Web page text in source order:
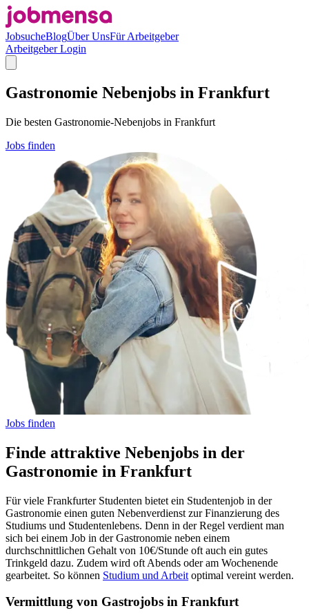
JobsucheBlogÜber UnsFür Arbeitgeber
Arbeitgeber Login
Gastronomie Nebenjobs in Frankfurt
Die besten Gastronomie-Nebenjobs in Frankfurt
Jobs finden
Jobs finden
Finde attraktive Nebenjobs in der
Gastronomie in Frankfurt
Für viele Frankfurter Studenten bietet ein Studentenjob in der
Gastronomie einen guten Nebenverdienst zur Finanzierung des
Studiums und Studentenlebens. Denn in der Regel verdient man
sich bei einem Job in der Gastronomie neben einem
durchschnittlichen Gehalt von 10€/Stunde oft auch ein gutes
Trinkgeld dazu. Zudem wird oft Abends oder am Wochenende
gearbeitet. So können Studium und Arbeit optimal vereint werden.
Vermittlung von Gastrojobs in Frankfurt